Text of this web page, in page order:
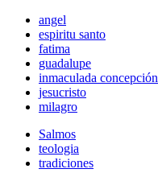
angel
espiritu santo
fatima
guadalupe
inmaculada concepción
jesucristo
milagro
Salmos
teologia
tradiciones